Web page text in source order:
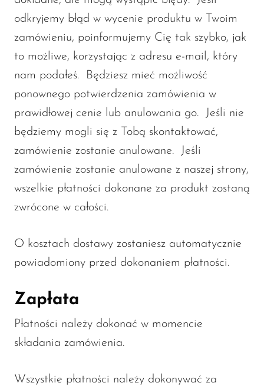
odkryjemy błąd w wycenie produktu w Twoim
zamówieniu, poinformujemy Cię tak szybko, jak
to możliwe, korzystając z adresu e-mail, który
nam podałeś. Będziesz mieć możliwość
ponownego potwierdzenia zamówienia w
prawidłowej cenie lub anulowania go. Jeśli nie
będziemy mogli się z Tobą skontaktować,
zamówienie zostanie anulowane. Jeśli
zamówienie zostanie anulowane z naszej strony,
wszelkie płatności dokonane za produkt zostaną
zwrócone w całości.
O kosztach dostawy zostaniesz automatycznie
powiadomiony przed dokonaniem płatności.
Zapłata
Płatności należy dokonać w momencie
składania zamówienia.
Wszystkie płatności należy dokonywać za